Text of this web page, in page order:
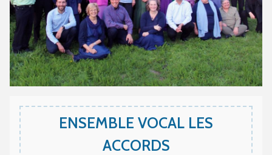
ENSEMBLE VOCAL LES
ACCORDS